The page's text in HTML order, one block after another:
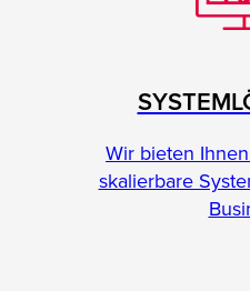
Wir bieten
skalierbare